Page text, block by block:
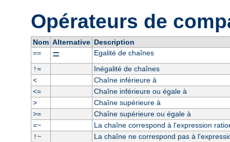
Opérateurs de
Nom Alternative Description
==
=
Egalité de chaînes
!=
Inégalité de chaînes
<
Chaîne inférieure à
<=
Chaîne inférieure ou égale à
>
Chaîne supérieure à
>=
Chaîne supérieure ou égale à
=~
La chaîne correspond à l'expression
!~
La chaîne ne correspond pas à